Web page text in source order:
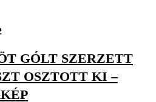
GÓLT SZERZETT
OSZTOTT KI –